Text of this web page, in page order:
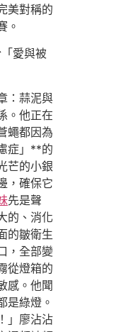
美對稱的
。
愛與被
：蒜泥與
。他正在
蠅都因為
症」**的
芒的小銀
，確保它
先是聲
的、消化
的皺衛生
，全部變
從燈箱的
感。他聞
是綠燈。
」廖沾沾